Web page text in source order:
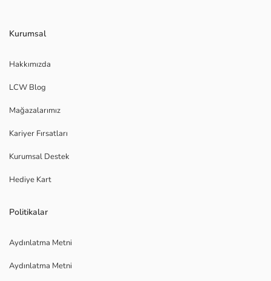
Kurumsal
Hakkımızda
LCW Blog
Mağazalarımız
Kariyer Fırsatları
Kurumsal Destek
Hediye Kart
Politikalar
Aydınlatma Metni
Aydınlatma Metni